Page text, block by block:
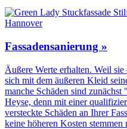
Fassadensanierung »
Äußere Werte erhalten. Weil
sich mit dem äußeren Kleid
manche Schäden sind
Heyse, denn mit einer
versteckte Schäden an Ihrer
keine höheren Kosten stemmen